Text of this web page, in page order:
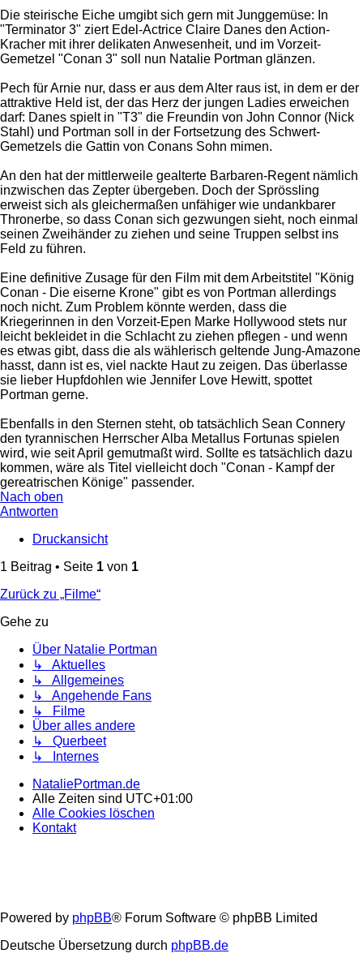
Die steirische Eiche umgibt sich gern mit Junggemüse: In
"Terminator 3" ziert Edel-Actrice Claire Danes den Action-
Kracher mit ihrer delikaten Anwesenheit, und im Vorzeit-
Gemetzel "Conan 3" soll nun Natalie Portman glänzen.
Pech für Arnie nur, dass er aus dem Alter raus ist, in dem er der
attraktive Held ist, der das Herz der jungen Ladies erweichen
darf: Danes spielt in "T3" die Freundin von John Connor (Nick
Stahl) und Portman soll in der Fortsetzung des Schwert-
Gemetzels die Gattin von Conans Sohn mimen.
An den hat der mittlerweile gealterte Barbaren-Regent nämlich
inzwischen das Zepter übergeben. Doch der Sprössling
erweist sich als gleichermaßen unfähiger wie undankbarer
Thronerbe, so dass Conan sich gezwungen sieht, noch einmal
seinen Zweihänder zu ziehen und seine Truppen selbst ins
Feld zu führen.
Eine definitive Zusage für den Film mit dem Arbeitstitel "König
Conan - Die eiserne Krone" gibt es von Portman allerdings
noch nicht. Zum Problem könnte werden, dass die
Kriegerinnen in den Vorzeit-Epen Marke Hollywood stets nur
leicht bekleidet in die Schlacht zu ziehen pflegen - und wenn
es etwas gibt, dass die als wählerisch geltende Jung-Amazone
hasst, dann ist es, viel nackte Haut zu zeigen. Das überlasse
sie lieber Hupfdohlen wie Jennifer Love Hewitt, spottet
Portman gerne.
Ebenfalls in den Sternen steht, ob tatsächlich Sean Connery
den tyrannischen Herrscher Alba Metallus Fortunas spielen
wird, wie seit April gemutmaßt wird. Sollte es tatsächlich dazu
kommen, wäre als Titel vielleicht doch "Conan - Kampf der
gereatrischen Könige" passender.
Nach oben
Antworten
Druckansicht
1 Beitrag • Seite 1 von 1
Zurück zu „Filme“
Gehe zu
Über Natalie Portman
↳ Aktuelles
↳ Allgemeines
↳ Angehende Fans
↳ Filme
Über alles andere
↳ Querbeet
↳ Internes
NataliePortman.de
Alle Zeiten sind UTC+01:00
Alle Cookies löschen
Kontakt
Powered by phpBB® Forum Software © phpBB Limited
Deutsche Übersetzung durch phpBB.de